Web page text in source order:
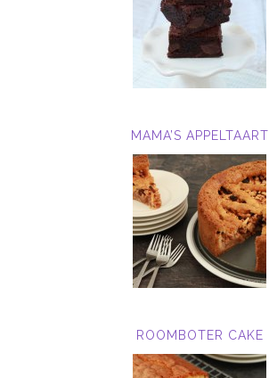
MAMA’S APPELTAART
ROOMBOTER CAKE